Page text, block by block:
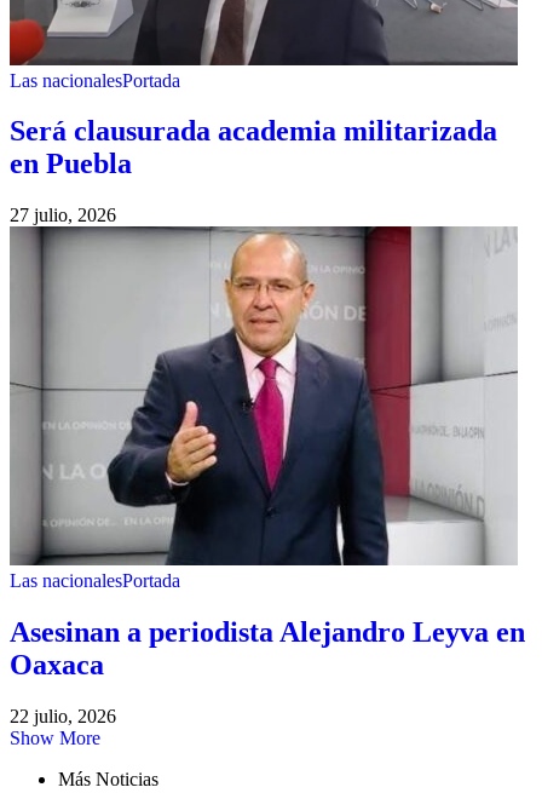
Las nacionalesPortada
Será clausurada academia militarizada
en Puebla
27 julio, 2026
Las nacionalesPortada
Asesinan a periodista Alejandro Leyva en
Oaxaca
22 julio, 2026
Show More
Más Noticias